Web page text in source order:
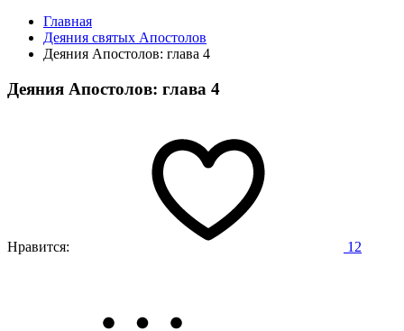
Главная
Деяния святых Апостолов
Деяния Апостолов: глава 4
Деяния Апостолов: глава 4
Нравится: 12